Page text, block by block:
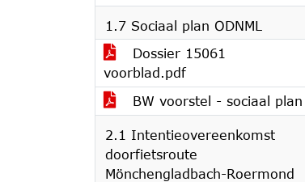
1.7 Sociaal plan ODNML
Dossier 15061
voorblad.pdf
BW voorstel - sociaal plan
2.1 Intentieovereenkomst
doorfietsroute
Mönchengladbach-Roermond